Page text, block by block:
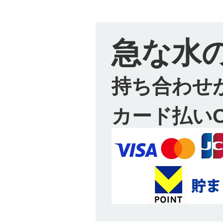
急な水
持ち合わせ
カード払い